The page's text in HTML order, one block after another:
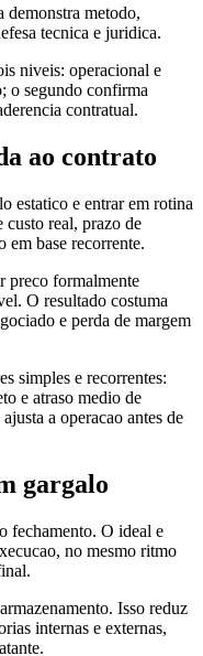
demonstra metodo,
tecnica e juridica.
niveis: operacional e
o segundo confirma
contratual.
ao contrato
estatico e entrar em rotina
custo real, prazo de
em base recorrente.
preco formalmente
O resultado costuma
e perda de margem
simples e recorrentes:
e atraso medio de
a operacao antes de
gargalo
fechamento. O ideal e
no mesmo ritmo
Isso reduz
internas e externas,